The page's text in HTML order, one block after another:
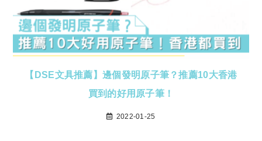
【DSE文具推薦】邊個發明原子筆？推薦10大香港
買到的好用原子筆！
2022-01-25